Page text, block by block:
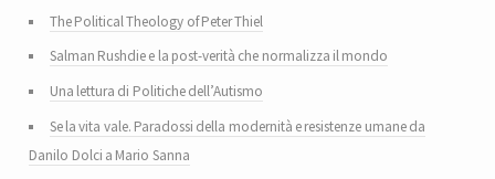
The Political Theology of Peter Thiel
Salman Rushdie e la post-verità che normalizza il mondo
Una lettura di Politiche dell’Autismo
Se la vita vale. Paradossi della modernità e resistenze umane da
Danilo Dolci a Mario Sanna